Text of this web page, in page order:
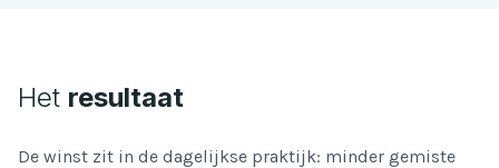
Het resultaat
De winst zit in de dagelijkse praktijk: minder gemiste